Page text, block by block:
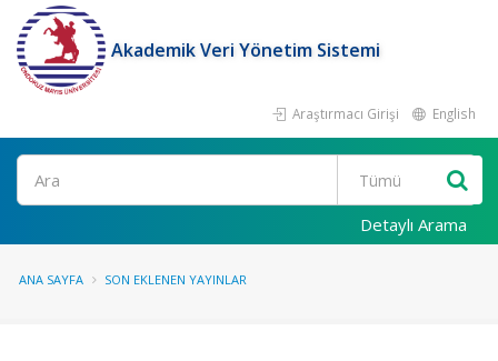
Akademik Veri Yönetim Sistemi
Araştırmacı Girişi English
Ara
Detaylı Arama
ANA SAYFA SON EKLENEN YAYINLAR